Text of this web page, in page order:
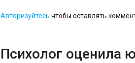
Авторизуйтесь чтобы оставлять
Психолог оценила